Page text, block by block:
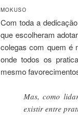
MOKUSO
Com toda a
que escolheram
colegas com quem é
onde todos os
mesmo
Mas, como
existir entre